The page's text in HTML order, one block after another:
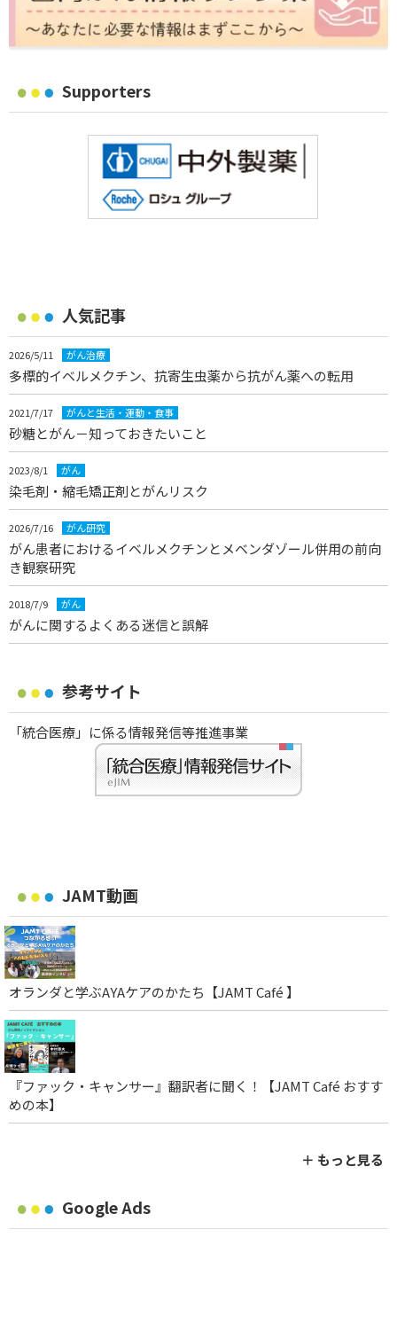
Supporters
人気記事
2026/5/11 がん治療
多標的イベルメクチン、抗寄生虫薬から抗がん薬への転用
2021/7/17 がんと生活・運動・食事
砂糖とがん－知っておきたいこと
2023/8/1 がん
染毛剤・縮毛矯正剤とがんリスク
2026/7/16 がん研究
がん患者におけるイベルメクチンとメベンダゾール併用の前向
き観察研究
2018/7/9 がん
がんに関するよくある迷信と誤解
参考サイト
「統合医療」に係る情報発信等推進事業
JAMT動画
オランダと学ぶAYAケアのかたち【JAMT Café 】
『ファック・キャンサー』翻訳者に聞く！【JAMT Café おすす
めの本】
＋ もっと見る
Google Ads